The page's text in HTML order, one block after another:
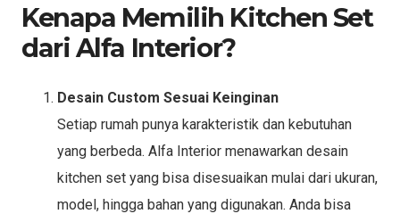
Kenapa Memilih Kitchen Set
dari Alfa Interior?
Desain Custom Sesuai Keinginan
Setiap rumah punya karakteristik dan kebutuhan
yang berbeda. Alfa Interior menawarkan desain
kitchen set yang bisa disesuaikan mulai dari ukuran,
model, hingga bahan yang digunakan. Anda bisa